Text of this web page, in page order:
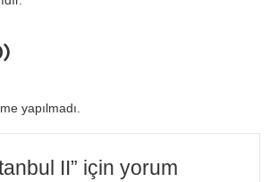
yapılmadı.
II” için yorum